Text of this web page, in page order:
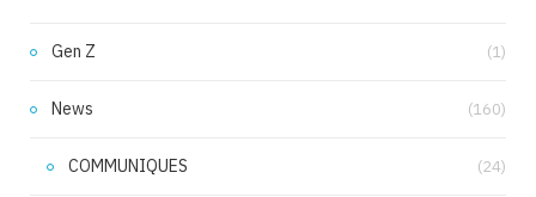
Gen Z (1)
News (160)
COMMUNIQUES (24)